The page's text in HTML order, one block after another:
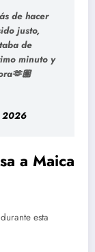
de hacer
justo,
de
minuto y
2026
a Maica
esta